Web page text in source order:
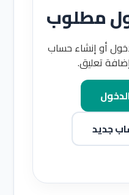
مطلوب
أو إنشاء حساب
تعليق.
جديد